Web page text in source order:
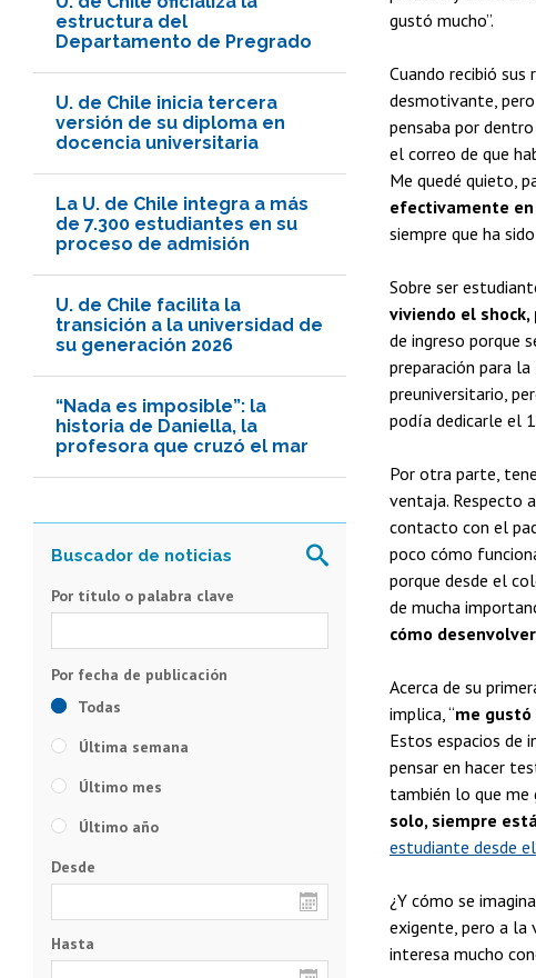
estructura del
Departamento de Pregrado
U. de Chile inicia tercera
versión de su diploma en
docencia universitaria
La U. de Chile integra a más
de 7.300 estudiantes en su
proceso de admisión
U. de Chile facilita la
transición a la universidad de
su generación 2026
“Nada es imposible”: la
historia de Daniella, la
profesora que cruzó el mar
gustó mucho”.
Cuando recibió
desmotivante,
pensaba por
el correo de que
Me quedé quieto,
efectivamente en
siempre que ha
Sobre ser
viviendo el
de ingreso porque
preparación para
preuniversitario,
podía dedicarle el
Por otra parte,
ventaja. Respecto
contacto con el
poco cómo
porque desde el
de mucha
cómo
Acerca de su
implica, “me gustó
Estos espacios de
pensar en hacer
también lo que me
solo, siempre
estudiante desde
¿Y cómo se
exigente, pero a la
interesa mucho
Por título o palabra clave
Todas
Última semana
Último mes
Último año
Desde
Hasta